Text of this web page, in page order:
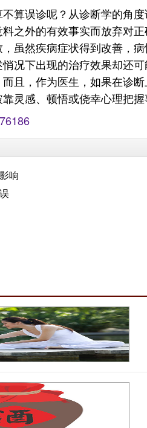
算误诊呢？从诊断学的角
之外的有效事实而放弃对
虽然疾病症状得到改善，
况下出现的治疗效果却还
且，作为医生，如果在诊
灵感、顿悟或侥幸心理把
响